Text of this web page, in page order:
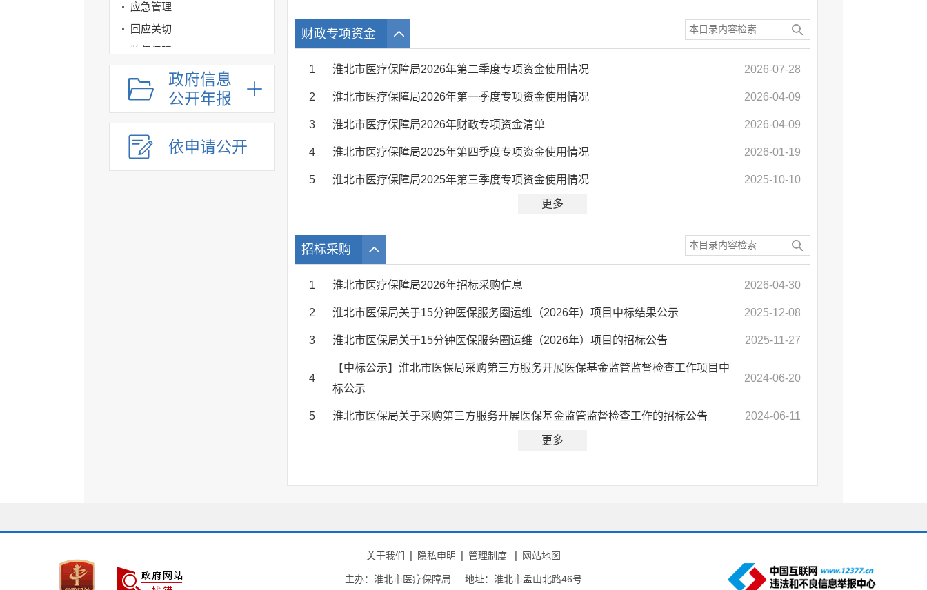
应急管理
回应关切
监督保障
其他法定信息政府信息
公开年报
依申请公开
财政专项资金
1 淮北市医疗保障局2026年第二季度专项资金使用情况 2026-07-28
2 淮北市医疗保障局2026年第一季度专项资金使用情况 2026-04-09
3 淮北市医疗保障局2026年财政专项资金清单 2026-04-09
4 淮北市医疗保障局2025年第四季度专项资金使用情况 2026-01-19
5 淮北市医疗保障局2025年第三季度专项资金使用情况 2025-10-10
更多
招标采购
1 淮北市医疗保障局2026年招标采购信息 2026-04-30
2 淮北市医保局关于15分钟医保服务圈运维（2026年）项目中标结果公示 2025-12-08
3 淮北市医保局关于15分钟医保服务圈运维（2026年）项目的招标公告 2025-11-27
4
【中标公示】淮北市医保局采购第三方服务开展医保基金监管监督检查工作项目中
标公示
2024-06-20
5 淮北市医保局关于采购第三方服务开展医保基金监管监督检查工作的招标公告 2024-06-11
更多
关于我们 隐私申明 管理制度 网站地图
主办：淮北市医疗保障局 地址：淮北市孟山北路46号